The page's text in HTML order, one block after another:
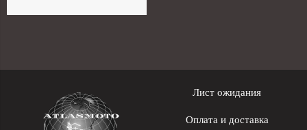
Лист ожидания
Оплата и доставка